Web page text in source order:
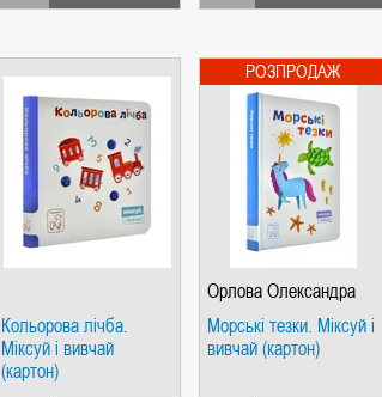
Кольорова лічба.
Міксуй і вивчай
(картон)
Орлова Олександра
Морські тезки. Міксуй і
вивчай (картон)